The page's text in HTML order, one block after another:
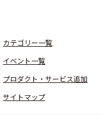
カテゴリー一覧
イベント一覧
プロダクト・サービス追加
サイトマップ